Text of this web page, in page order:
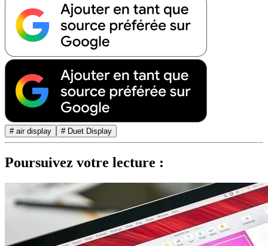
# air display # Duet Display
Poursuivez votre lecture :